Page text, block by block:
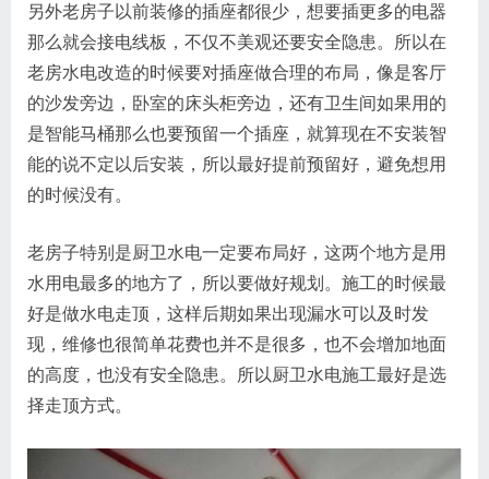
另外老房子以前装修的插座都很少，想要插更多的电器
那么就会接电线板，不仅不美观还要安全隐患。所以在
老房水电改造的时候要对插座做合理的布局，像是客厅
的沙发旁边，卧室的床头柜旁边，还有卫生间如果用的
是智能马桶那么也要预留一个插座，就算现在不安装智
能的说不定以后安装，所以最好提前预留好，避免想用
的时候没有。
老房子特别是厨卫水电一定要布局好，这两个地方是用
水用电最多的地方了，所以要做好规划。施工的时候最
好是做水电走顶，这样后期如果出现漏水可以及时发
现，维修也很简单花费也并不是很多，也不会增加地面
的高度，也没有安全隐患。所以厨卫水电施工最好是选
择走顶方式。